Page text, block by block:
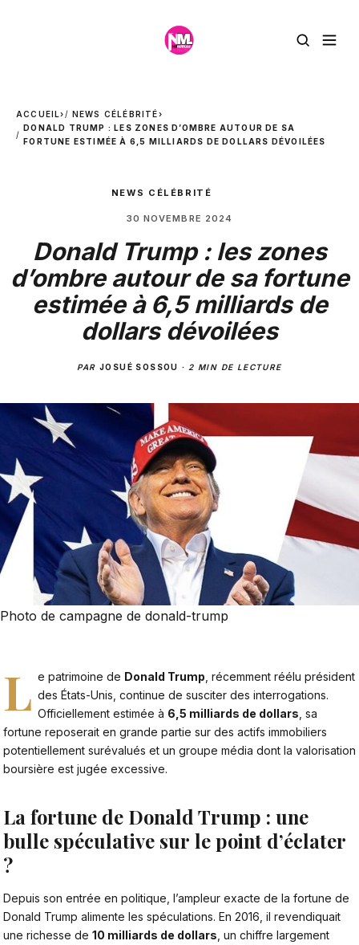
ACCUEIL› NEWS CÉLÉBRITÉ›
DONALD TRUMP : LES ZONES D’OMBRE AUTOUR DE SA
FORTUNE ESTIMÉE À 6,5 MILLIARDS DE DOLLARS DÉVOILÉES
NEWS CÉLÉBRITÉ
30 NOVEMBRE 2024
Donald Trump : les zones
d’ombre autour de sa fortune
estimée à 6,5 milliards de
dollars dévoilées
PARJOSUÉ SOSSOU · 2 MIN DE LECTURE
Photo de campagne de donald-trump
L e patrimoine de Donald Trump , récemment réélu président
des États-Unis, continue de susciter des interrogations.
Officiellement estimée à 6,5 milliards de dollars , sa
fortune reposerait en grande partie sur des actifs immobiliers
potentiellement surévalués et un groupe média dont la valorisation
boursière est jugée excessive.
La fortune de Donald Trump : une
bulle spéculative sur le point d’éclater
?
Depuis son entrée en politique, l’ampleur exacte de la fortune de
Donald Trump alimente les spéculations. En 2016, il revendiquait
une richesse de 10 milliards de dollars , un chiffre largement